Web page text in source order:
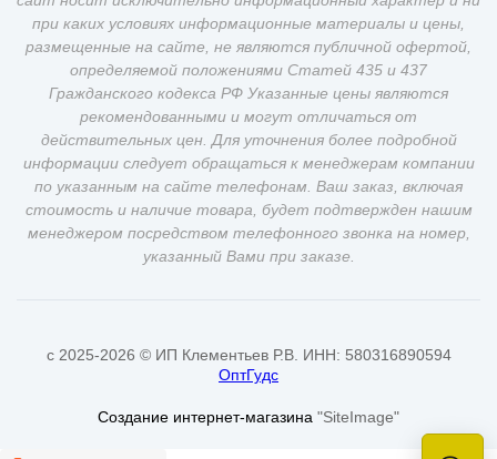
при каких условиях информационные материалы и цены,
размещенные на сайте, не являются публичной офертой,
определяемой положениями Статей 435 и 437
Гражданского кодекса РФ Указанные цены являются
рекомендованными и могут отличаться от
действительных цен. Для уточнения более подробной
информации следует обращаться к менеджерам компании
по указанным на сайте телефонам. Ваш заказ, включая
стоимость и наличие товара, будет подтвержден нашим
менеджером посредством телефонного звонка на номер,
указанный Вами при заказе.
c 2025-2026 © ИП Клементьев Р.В. ИНН: 580316890594
ОптГудс
Создание интернет-магазина "SiteImage"